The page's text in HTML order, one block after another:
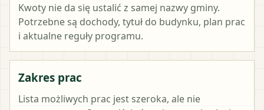
Kwoty nie da się ustalić z samej nazwy gminy.
Potrzebne są dochody, tytuł do budynku, plan prac
i aktualne reguły programu.
Zakres prac
Lista możliwych prac jest szeroka, ale nie